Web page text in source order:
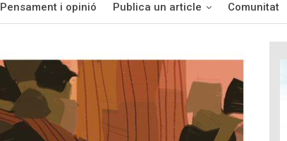
Pensament i opinió Publica un article Comunitat